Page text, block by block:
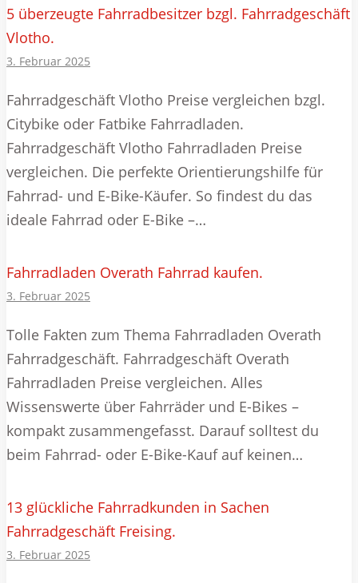
5 überzeugte Fahrradbesitzer bzgl. Fahrradgeschäft
Vlotho.
3. Februar 2025
Fahrradgeschäft Vlotho Preise vergleichen bzgl.
Citybike oder Fatbike Fahrradladen.
Fahrradgeschäft Vlotho Fahrradladen Preise
vergleichen. Die perfekte Orientierungshilfe für
Fahrrad- und E-Bike-Käufer. So findest du das
ideale Fahrrad oder E-Bike –…
Fahrradladen Overath Fahrrad kaufen.
3. Februar 2025
Tolle Fakten zum Thema Fahrradladen Overath
Fahrradgeschäft. Fahrradgeschäft Overath
Fahrradladen Preise vergleichen. Alles
Wissenswerte über Fahrräder und E-Bikes –
kompakt zusammengefasst. Darauf solltest du
beim Fahrrad- oder E-Bike-Kauf auf keinen…
13 glückliche Fahrradkunden in Sachen
Fahrradgeschäft Freising.
3. Februar 2025